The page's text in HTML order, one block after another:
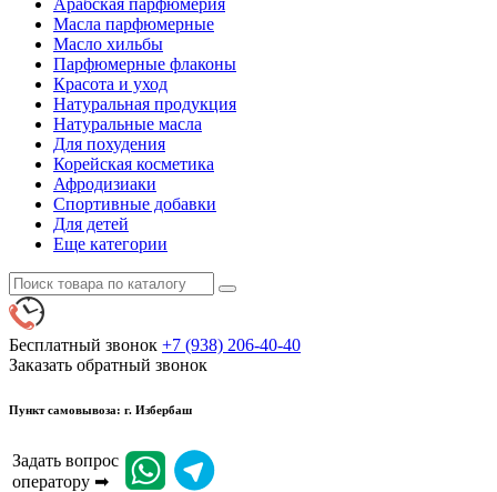
Масла парфюмерные
Масло хильбы
Парфюмерные флаконы
Красота и уход
Натуральная продукция
Натуральные масла
Для похудения
Корейская косметика
Афродизиаки
Спортивные добавки
Для детей
Еще категории
Бесплатный звонок +7 (938) 206-40-40
Заказать обратный звонок
Пункт самовывоза: г. Избербаш
Задать вопрос
оператору ➡